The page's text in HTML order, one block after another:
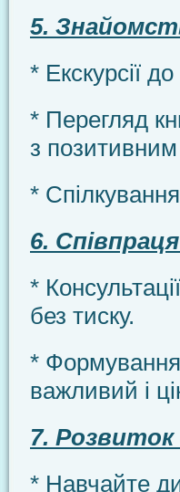
5.
* Екскурсії
* Перегляд
з
*
6.
*
без тиску.
*
важливий і
7. Розвиток
* Навчайте